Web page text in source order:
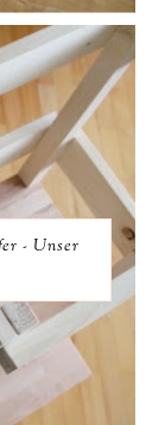
- Unser